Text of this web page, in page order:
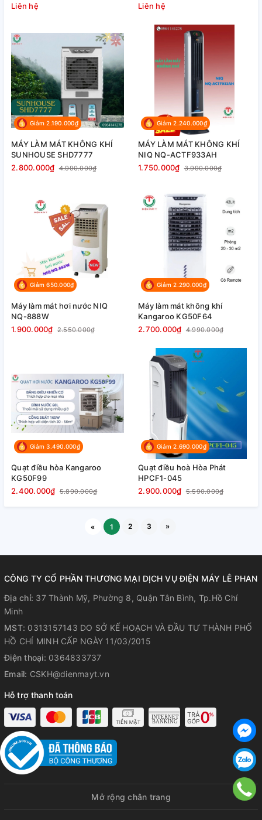
Liên hệ
Liên hệ
Giảm 2.190.000₫
MÁY LÀM MÁT KHÔNG KHÍ
SUNHOUSE SHD7777
2.800.000₫ 4.990.000₫
Giảm 2.240.000₫
MÁY LÀM MÁT KHÔNG KHÍ
NIQ NQ-ACTF933AH
1.750.000₫ 3.990.000₫
Giảm 650.000₫
Máy làm mát hơi nước NIQ
NQ-888W
1.900.000₫ 2.550.000₫
Giảm 2.290.000₫
Máy làm mát không khí
Kangaroo KG50F64
2.700.000₫ 4.990.000₫
Giảm 3.490.000₫
Quạt điều hòa Kangaroo
KG50F99
2.400.000₫ 5.890.000₫
Giảm 2.690.000₫
Quạt điều hoà Hòa Phát
HPCF1-045
2.900.000₫ 5.590.000₫
« 1 2 3 »
CÔNG TY CỔ PHẦN THƯƠNG MẠI DỊCH VỤ ĐIỆN MÁY LÊ PHAN
Địa chỉ: 37 Thành Mỹ, Phường 8, Quận Tân Bình, Tp.Hồ Chí
Minh
MST: 0313157143 DO SỞ KẾ HOẠCH VÀ ĐẦU TƯ THÀNH PHỐ
HỒ CHÍ MINH CẤP NGÀY 11/03/2015
Điện thoại: 0364833737
Email: CSKH@dienmayt.vn
Hỗ trợ thanh toán
Mở rộng chân trang